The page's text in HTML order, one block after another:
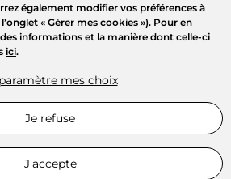
également modifier vos préférences à
« Gérer mes cookies »). Pour en
informations et la manière dont celle-ci
ici.
mes choix
Je refuse
J'accepte